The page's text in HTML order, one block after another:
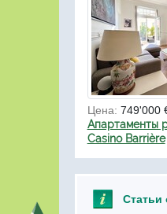
Цена: 749'000
Апартаменты
Casino Barrière
Статьи